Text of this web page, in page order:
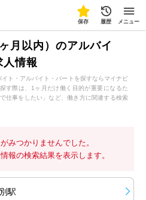
保存 履歴 メニュー
月以内）のアルバイ
人情報
ト・アルバイト・パートを探すならマイナビ
す際は、1ヶ月だけ働く目的が重要になるた
仕事をしたい」など、働き方に関連する検索
みつかりませんでした。
報の検索結果を表示します。
駅